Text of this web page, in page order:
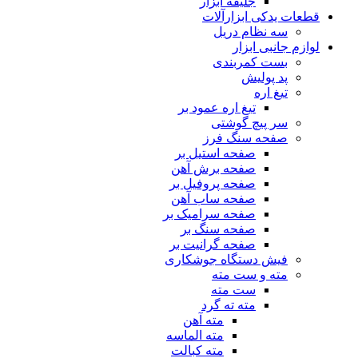
قطعات یدکی ابزارآلات
سه نظام دریل
لوازم جانبی ابزار
بست کمربندی
پد پولیش
تیغ اره
تیغ اره عمود بر
سر پیچ گوشتی
صفحه سنگ فرز
صفحه استیل بر
صفحه برش آهن
صفحه پروفیل بر
صفحه ساب آهن
صفحه سرامیک بر
صفحه سنگ بر
صفحه گرانیت بر
فیش دستگاه جوشکاری
مته و ست مته
ست مته
مته ته گرد
مته آهن
مته الماسه
مته کبالت